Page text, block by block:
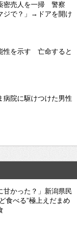
密売人を一掃 警察
ジで？」→ドアを開け
性を示す 亡命すると
病院に駆けつけた男性
甘かった？」新潟県民
食べる”極上えだまめ